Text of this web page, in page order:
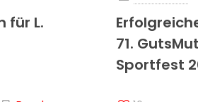
für L.
71.
Sportfest